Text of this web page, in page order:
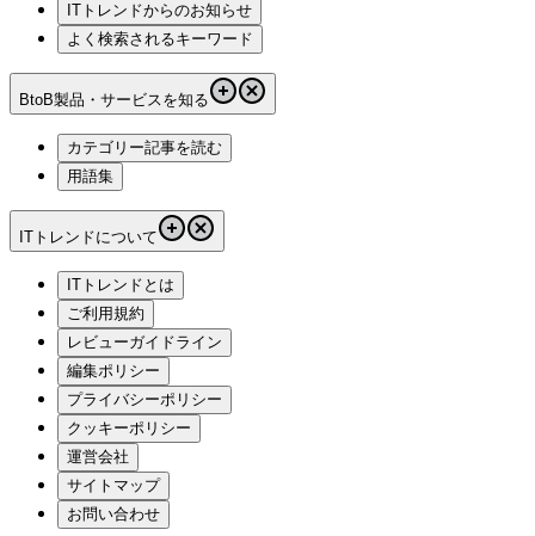
ITトレンドからのお知らせ
よく検索されるキーワード
BtoB製品・サービスを知る
カテゴリー記事を読む
用語集
ITトレンドについて
ITトレンドとは
ご利用規約
レビューガイドライン
編集ポリシー
プライバシーポリシー
クッキーポリシー
運営会社
サイトマップ
お問い合わせ